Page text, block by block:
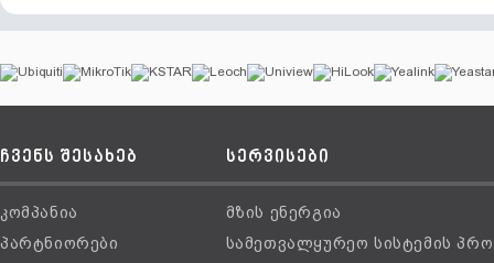
ჩვენს შესახებ
კომპანია
პარტნიორები
სერვისები
მზის ენერგია
სამეთვალყურეო სისტემის